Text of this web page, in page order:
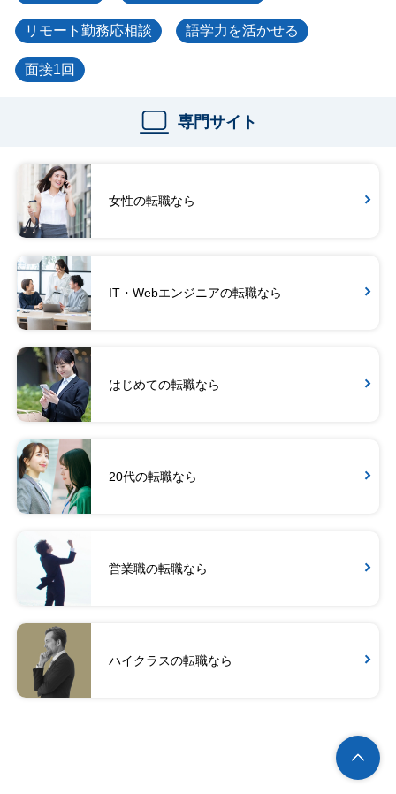
リモート勤務応相談 語学力を活かせる
面接1回
専門サイト
女性の転職なら
IT・Webエンジニアの転職なら
はじめての転職なら
20代の転職なら
営業職の転職なら
ハイクラスの転職なら